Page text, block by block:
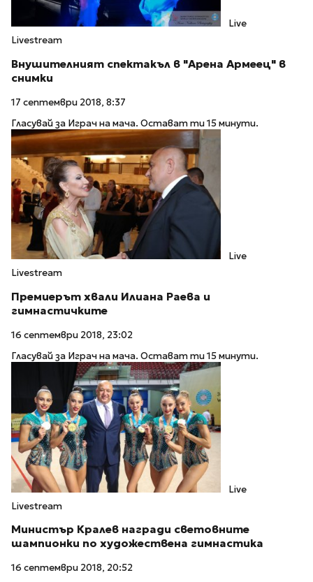
Live
Livestream
Внушителният спектакъл в "Арена Армеец" в
снимки
17 септември 2018, 8:37
Гласувай за Играч на мача. Остават ти 15 минути.
Live
Livestream
Премиерът хвали Илиана Раева и
гимнастичките
16 септември 2018, 23:02
Гласувай за Играч на мача. Остават ти 15 минути.
Live
Livestream
Министър Кралев награди световните
шампионки по художествена гимнастика
16 септември 2018, 20:52